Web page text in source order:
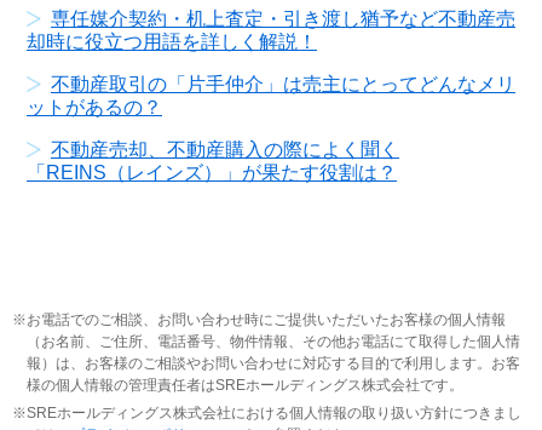
専任媒介契約・机上査定・引き渡し猶予など不動産売
却時に役立つ用語を詳しく解説！
不動産取引の「片手仲介」は売主にとってどんなメリ
ットがあるの？
不動産売却、不動産購入の際によく聞く
「REINS（レインズ）」が果たす役割は？
お電話でのご相談、お問い合わせ時にご提供いただいたお客様の個人情報
（お名前、ご住所、電話番号、物件情報、その他お電話にて取得した個人情
報）は、お客様のご相談やお問い合わせに対応する目的で利用します。お客
様の個人情報の管理責任者はSREホールディングス株式会社です。
SREホールディングス株式会社における個人情報の取り扱い方針につきまし